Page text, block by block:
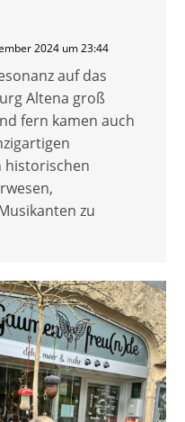
2024 um 23:44
auf das
Altena groß
fern kamen auch
historischen
zu